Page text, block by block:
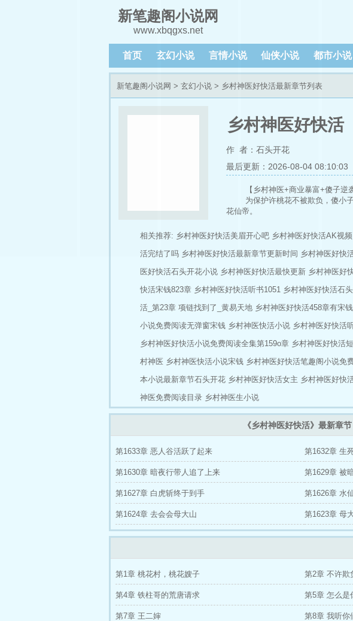
新笔趣阁小说网
www.xbqgxs.net
首页 玄幻小说 言情小说 仙侠小说 都市小说
新笔趣阁小说网 > 玄幻小说 > 乡村神医好快活最新章节列表
乡村神医好快活
作 者：石头开花
最后更新：2026-08-04 08:10:03
【乡村神医+商业暴富+傻子逆
为保护许桃花不被欺负，傻小
花仙帝。
获得传承的宋钱，开启了人生
他功夫深不可测，吊打一切宗
傻小子逆袭成高富帅，一步步
相关推荐: 乡村神医好快活美眉开心吧 乡村神医好快活AK视频
活完结了吗 乡村神医好快活最新章节更新时间 乡村神医好快
医好快活石头开花小说 乡村神医好快活最快更新 乡村神医好
快活宋钱823章 乡村神医好快活听书1051 乡村神医好快活石
活_第23章 项链找到了_黄易天地 乡村神医好快活458章有宋
小说免费阅读无弹窗宋钱 乡村神医快活小说 乡村神医好快活
乡村神医好快活小说免费阅读全集第159o章 乡村神医好快活
村神医 乡村神医快活小说宋钱 乡村神医好快活笔趣阁小说免
本小说最新章节石头开花 乡村神医好快活女主 乡村神医好快
神医免费阅读目录 乡村神医生小说
《乡村神医好快活》最新章节
第1633章 恶人谷活跃了起来 第1632章 生
第1630章 暗夜行带人追了上来 第1629章 被
第1627章 白虎斩终于到手 第1626章 水
第1624章 去会会母大山 第1623章 母
第1章 桃花村，桃花嫂子 第2章 不许欺
第4章 铁柱哥的荒唐请求 第5章 怎么是
第7章 王二婶 第8章 我听你